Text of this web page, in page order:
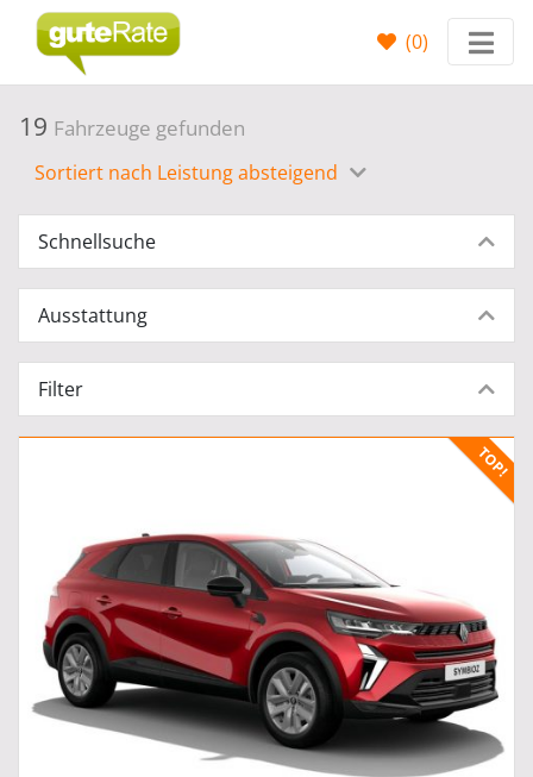
(0)
19 Fahrzeuge gefunden
Sortiert nach Leistung absteigend
Schnellsuche
Ausstattung
Filter